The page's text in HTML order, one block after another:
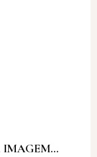
IMAGEM…